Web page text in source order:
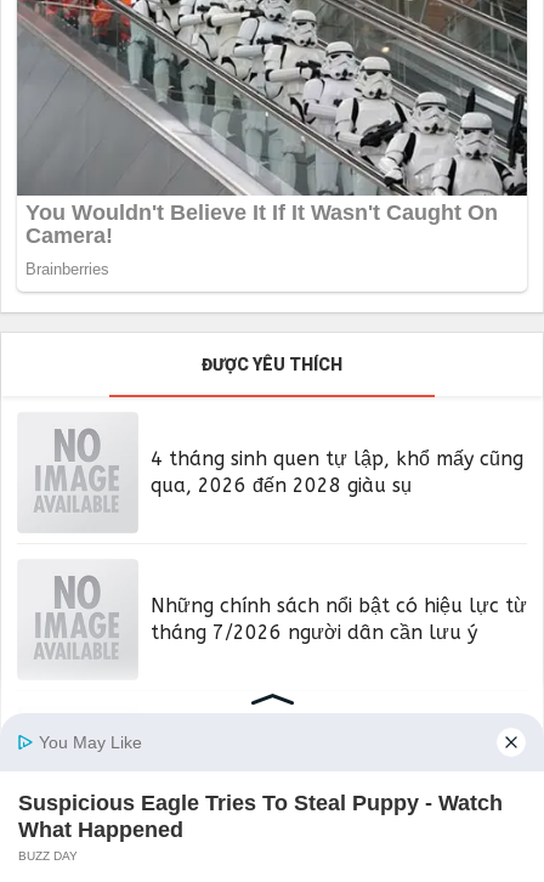
ĐƯỢC YÊU THÍCH
4 tháng sinh quen tự lập, khổ mấy cũng
qua, 2026 đến 2028 giàu sụ
Những chính sách nổi bật có hiệu lực từ
tháng 7/2026 người dân cần lưu ý
Điện thoại liên tục báo "đầy bộ nhớ"? Áp
dung lượng, máy chạy mượt hơn